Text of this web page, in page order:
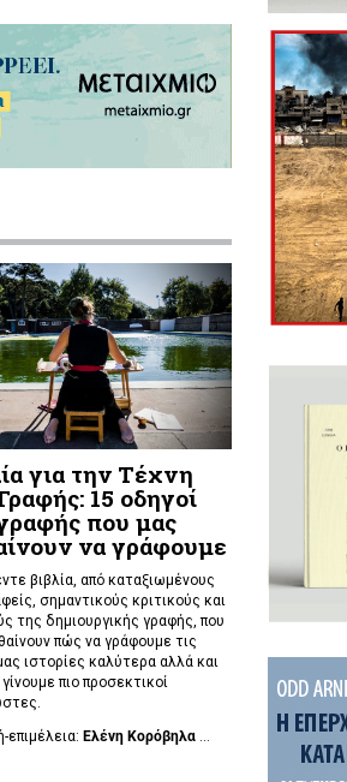
για την Τέχνη
15 οδηγοί
που μας
να γράφουμε
βιβλία, από καταξιωμένους
σημαντικούς κριτικούς και
της δημιουργικής γραφής, που
πώς να γράφουμε τις
ιστορίες καλύτερα αλλά και
πιο προσεκτικοί
επιμέλεια: Ελένη Κορόβηλα...